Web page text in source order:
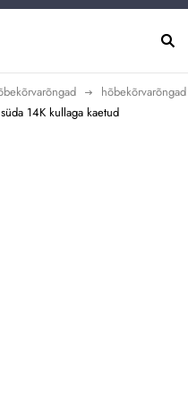
hõbekõrvarõngad
14K kullaga kaetud